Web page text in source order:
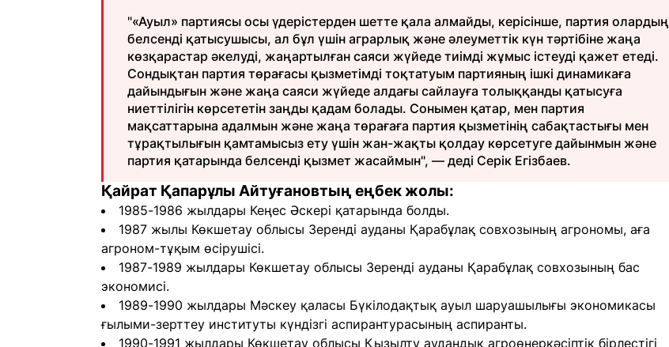
"«Ауыл» партиясы осы үдерістерден шетте қала алмайды, керісінше, партия олардың
белсенді қатысушысы, ал бұл үшін аграрлық және әлеуметтік күн тәртібіне жаңа
көзқарастар әкелуді, жаңартылған саяси жүйеде тиімді жұмыс істеуді қажет етеді.
Сондықтан партия төрағасы қызметімді тоқтатуым партияның ішкі динамикаға
дайындығын және жаңа саяси жүйеде алдағы сайлауға толыққанды қатысуға
ниеттілігін көрсететін заңды қадам болады. Сонымен қатар, мен партия
мақсаттарына адалмын және жаңа төрағаға партия қызметінің сабақтастығы мен
тұрақтылығын қамтамысыз ету үшін жан-жақты қолдау көрсетуге дайынмын және
партия қатарында белсенді қызмет жасаймын", — деді Серік Егізбаев.
Қайрат Қапарұлы Айтуғановтың еңбек жолы:
1985-1986 жылдары Кеңес Әскері қатарында болды.
1987 жылы Көкшетау облысы Зеренді ауданы Қарабұлақ совхозының агрономы, аға
агроном-тұқым өсірушісі.
1987-1989 жылдары Көкшетау облысы Зеренді ауданы Қарабұлақ совхозының бас
экономисі.
1989-1990 жылдары Мәскеу қаласы Бүкілодақтық ауыл шаруашылығы экономикасы
ғылыми-зерттеу институты күндізгі аспирантурасының аспиранты.
1990-1991 жылдары Көкшетау облысы Қызылту аудандық агроөнеркәсіптік бірлестігі